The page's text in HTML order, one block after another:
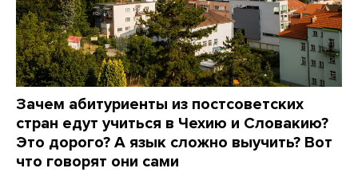
Зачем абитуриенты из постсоветских
стран едут учиться в Чехию и Словакию?
Это дорого? А язык сложно выучить? Вот
что говорят они сами